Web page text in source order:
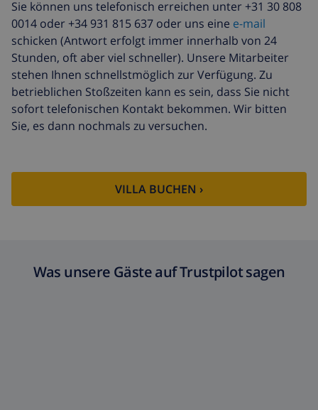
Sie können uns telefonisch erreichen unter +31 30 808
0014 oder +34 931 815 637 oder uns eine e-mail
schicken (Antwort erfolgt immer innerhalb von 24
Stunden, oft aber viel schneller). Unsere Mitarbeiter
stehen Ihnen schnellstmöglich zur Verfügung. Zu
betrieblichen Stoßzeiten kann es sein, dass Sie nicht
sofort telefonischen Kontakt bekommen. Wir bitten
Sie, es dann nochmals zu versuchen.
VILLA BUCHEN ›
Was unsere Gäste auf Trustpilot sagen